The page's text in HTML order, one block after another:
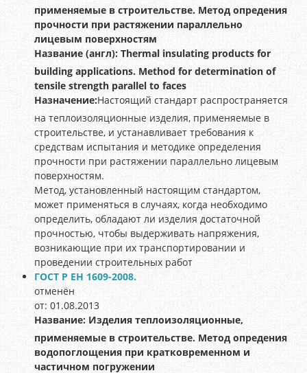
применяемые в строительстве. Метод опредения
прочности при растяжении параллельно
лицевым поверхностям
Название (англ): Thermal insulating products for
building applications. Method for determination of
tensile strength parallel to faces
Назначение:Настоящий стандарт распространяется
на теплоизоляционные изделия, применяемые в
строительстве, и устанавливает требования к
средствам испытания и методике определения
прочности при растяжении параллельно лицевым
поверхностям.
Метод, установленный настоящим стандартом,
может применяться в случаях, когда необходимо
определить, обладают ли изделия достаточной
прочностью, чтобы выдерживать напряжения,
возникающие при их транспортировании и
проведении строительных работ
ГОСТ Р ЕН 1609-2008.
отменён
от: 01.08.2013
Название: Изделия теплоизоляционные,
применяемые в строительстве. Метод опредения
водопоглощения при кратковременном и
частичном погружении